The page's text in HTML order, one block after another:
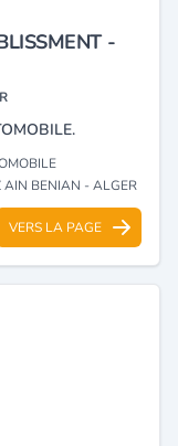
-
AIN BENIAN - ALGER
VERS LA PAGE